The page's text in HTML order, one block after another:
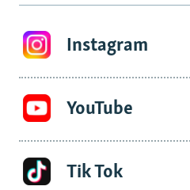
Instagram
YouTube
Tik Tok